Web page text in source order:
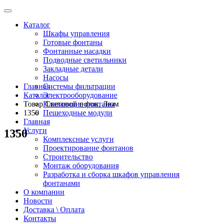
Каталог
Шкафы управления
Готовые фонтаны
Фонтанные насадки
Подводные светильники
Закладные детали
Насосы
Системы фильтрации
Электрооборудование
Плавающие фонтаны
Пешеходные модули
Главная
Услуги
Комплексные услуги
Проектирование фонтанов
Строительство
Монтаж оборудования
Разработка и сборка шкафов управления
фонтанами
О компании
Новости
Доставка \ Оплата
Контакты
Главная
Каталог
Товар Световой поток, Люм
1350
1350